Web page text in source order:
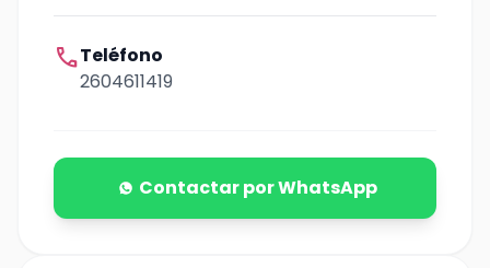
callTeléfono
2604611419
Contactar por WhatsApp